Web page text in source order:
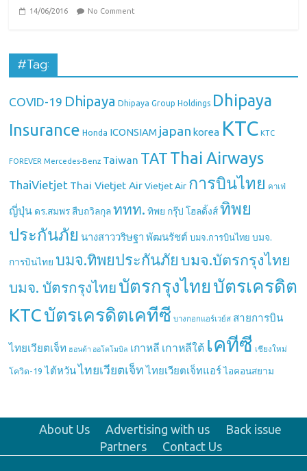
14/06/2016 No Comment
#Tag:
COVID-19 Dhipaya Dhipaya Group Holdings Dhipaya
Insurance Honda ICONSIAM japan korea KTC KTC
FOREVER Mercedes-Benz Taiwan TAT Thai Airways
ThaiVietjet Thai Vietjet Air Vietjet Air การบินไทย คาเฟ่
ญี่ปุ่น ดร.สมพร สืบถวิลกุล ททท. ทิพย กรุ๊ป โฮลดิ้งส์ ทิพย
ประกันภัย นางสาววริษฐา พัฒนรัชต์ บมจ.การบินไทย บมจ.
การบินไทย บมจ.ทิพยประกันภัย บมจ.บัตรกรุงไทย
บมจ. บัตรกรุงไทย บัตรกรุงไทย บัตรเครดิต
KTCบัตรเครดิตเคทีซี บางกอกแอร์เวย์ส สายการบิน
ไทยเวียตเจ็ท ฮอนด้า ออโตโมบิล เกาหลี เกาหลีใต้ เคทีซี เชียงใหม่
โควิด-19 ไต้หวัน ไทยเวียตเจ็ท ไทยเวียตเจ็ทแอร์ ไอคอนสยาม
About Us Advertising with us
Back issue
Partners
Contact Us